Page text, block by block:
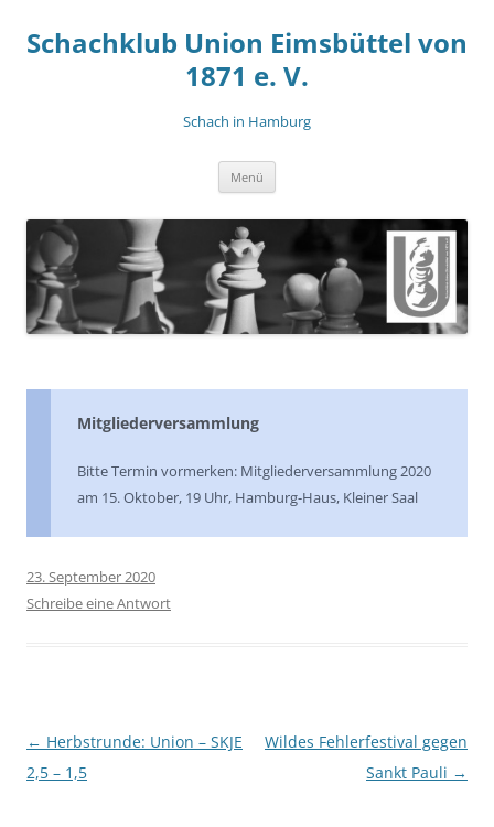
springen
Schachklub Union Eimsbüttel von
1871 e. V.
Schach in Hamburg
Menü
Mitgliederversammlung
Bitte Termin vormerken: Mitgliederversammlung 2020
am 15. Oktober, 19 Uhr, Hamburg-Haus, Kleiner Saal
23. September 2020
Schreibe eine Antwort
Beitragsnavigation
← Herbstrunde: Union – SKJE
2,5 – 1,5
Wildes Fehlerfestival gegen
Sankt Pauli →